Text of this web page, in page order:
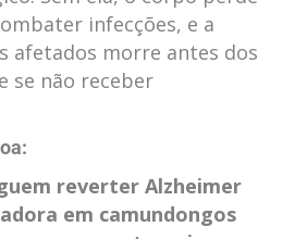
infecções, e a
afetados morre antes dos
se não receber
reverter Alzheimer
em camundongos